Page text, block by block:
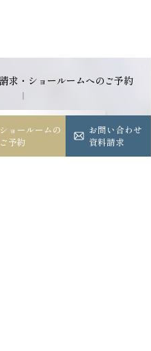
ショールームの
ご予約
お問い合わせ
資料請求
ショールームの
ご予約
お問い合わせ
資料請求
求・ショールームへのご予約
6266-5901
18:00 休日：土・日曜・祝日